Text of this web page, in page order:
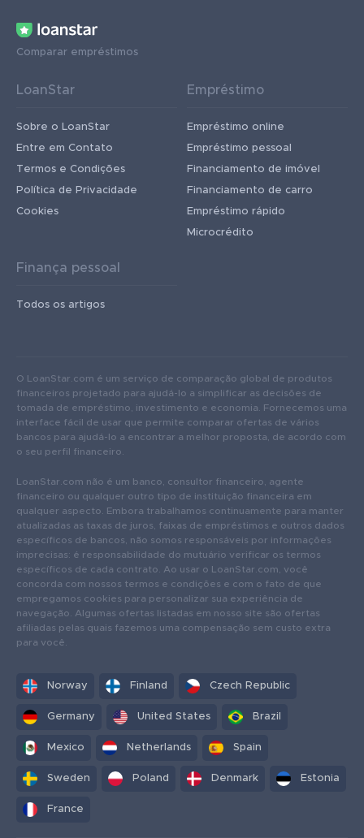
Comparar empréstimos
LoanStar
Sobre o LoanStar
Entre em Contato
Termos e Condições
Política de Privacidade
Cookies
Empréstimo
Empréstimo online
Empréstimo pessoal
Financiamento de imóvel
Financiamento de carro
Empréstimo rápido
Microcrédito
Finança pessoal
Todos os artigos
O LoanStar.com é um serviço de comparação global de produtos
financeiros projetado para ajudá-lo a simplificar as decisões de
tomada de empréstimo, investimento e economia. Fornecemos uma
interface fácil de usar que permite comparar ofertas de vários
bancos para ajudá-lo a encontrar a melhor proposta, de acordo com
o seu perfil financeiro.
LoanStar.com não é um banco, consultor financeiro, agente
financeiro ou qualquer outro tipo de instituição financeira em
qualquer aspecto. Embora trabalhamos continuamente para manter
atualizadas as taxas de juros, faixas de empréstimos e outros dados
específicos de bancos, não somos responsáveis ​​por informações
imprecisas: é responsabilidade do mutuário verificar os termos
específicos de cada contrato. Ao usar o LoanStar.com, você
concorda com nossos termos e condições e com o fato de que
empregamos cookies para personalizar sua experiência de
navegação. Algumas ofertas listadas em nosso site são ofertas
afiliadas pelas quais fazemos uma compensação sem custo extra
para você.
Norway Finland Czech Republic
Germany United States Brazil
Mexico Netherlands Spain
Sweden Poland Denmark Estonia
France